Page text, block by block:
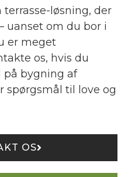
løsning, der
uanset om du bor i
er meget
os, hvis du
på bygning af
spørgsmål til love og
OS